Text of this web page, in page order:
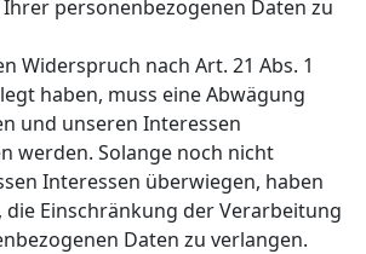
personenbezogenen Daten zu
Widerspruch nach Art. 21 Abs. 1
haben, muss eine Abwägung
und unseren Interessen
werden. Solange noch nicht
Interessen überwiegen, haben
die Einschränkung der Verarbeitung
Daten zu verlangen.